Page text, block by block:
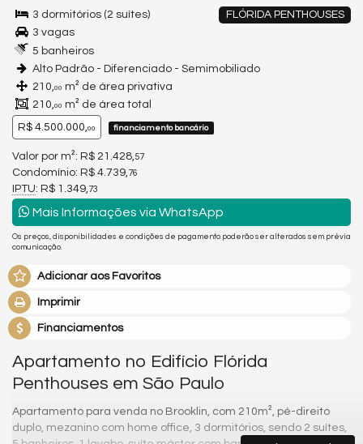
FLÓRIDA PENTHOUSES
3 dormitórios (2 suítes)
3 vagas
5 banheiros
Alto Padrão - Diferenciado - Semimobiliado
210,00 m² de área privativa
210,00 m² de área total
R$ 4.500.000,00 financiamento bancário
Valor por m²: R$ 21.428, 57
Condomínio: R$ 4.739, 76
IPTU: R$ 1.349, 73
Mais Informações via WhatsApp
Os preços, disponibilidades e condições de pagamento poderão ser alterados sem prévia
comunicação.
Adicionar aos Favoritos
Imprimir
Financiamentos
Apartamento no Edifício Flórida
Penthouses em São Paulo
Apartamento para venda no Brooklin, com 210m², pé-direito
duplo, mezanino com home office, 3 dormitórios, sendo 2 suítes,